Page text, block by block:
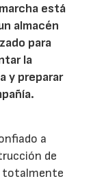
está
almacén
para
la
y preparar
a
de
totalmente